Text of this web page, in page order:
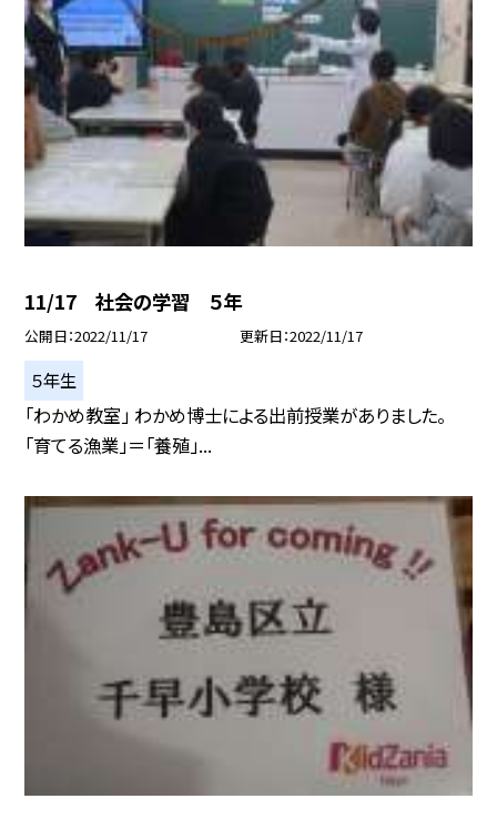
11/17 社会の学習 ５年
公開日 2022/11/17 更新日 2022/11/17
５年生
「わかめ教室」 わかめ博士による出前授業がありました。
「育てる漁業」＝「養殖」...